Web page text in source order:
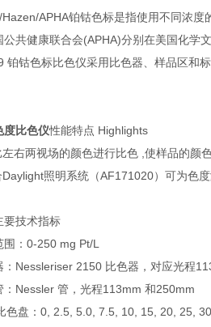
Hazen/APHA铂钴色标是指使用不同浓
公共健康联合会(APHA)分别在美国化学
铂钴色标比色仪采用比色器、样品区和
度比色仪性能特点 Highlights
右两视场的颜色进行比色 ,使样品的颜
Daylight照明系统（AF171020）可为色
要技术指标
围：0-250 mg Pt/L
：Nessleriser 2150 比色器，对应光程
：Nessler 管，光程113mm 和250mm
色盘：0, 2.5, 5.0, 7.5, 10, 15, 20, 25,